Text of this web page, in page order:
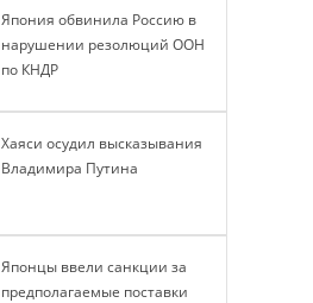
Япония обвинила Россию в
нарушении резолюций ООН
по КНДР
Хаяси осудил высказывания
Владимира Путина
Японцы ввели санкции за
предполагаемые поставки